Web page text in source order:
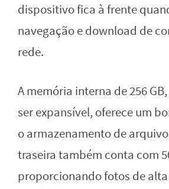
dispositivo fica à frente
navegação e download de
rede.
A memória interna de 256
ser expansível, oferece um
o armazenamento de
traseira também conta com
proporcionando fotos de